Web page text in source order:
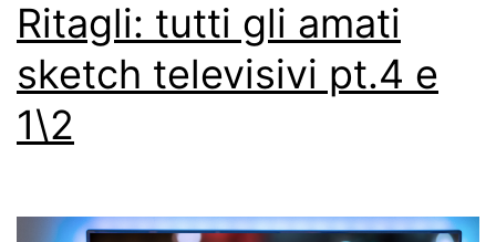
Ritagli: tutti gli amati
sketch televisivi pt.4 e
1\2